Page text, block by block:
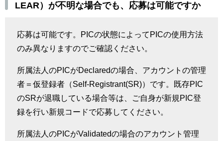
LEAR）が不明な場合でも、応募は可能ですか
応募は可能です。 PICの状態によって PICの使用方法
のみ異なりますのでご確認ください。
所属法人のPICがDeclaredの場合、アカウントの管理
者＝仮登録者（Self-Registrant(SR)）です。既存PIC
のSRが退職している場合等は、ご自身が新規 PIC登
録を行い新規コードで応募してください。
所属法人のPICがValidatedの場合のアカウント管理